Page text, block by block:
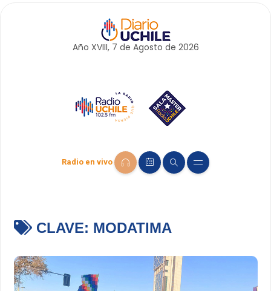
Año XVIII, 7 de Agosto de 2026
Radio en vivo
CLAVE: MODATIMA